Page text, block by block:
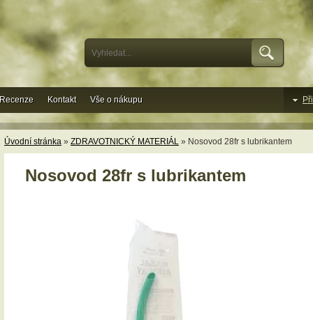
Úvodní stránka » ZDRAVOTNICKÝ MATERIÁL » Nosovod 28fr s lubrikantem
Nosovod 28fr s lubrikantem
Recenze Kontakt Vše o nákupu